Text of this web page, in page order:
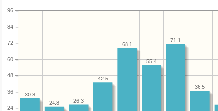
24
36
48
60
72
84
96
36.5
71.1
55.4
68.1
42.5
26.3
24.8
30.8